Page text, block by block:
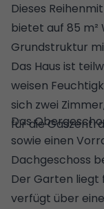
Dieses
bietet auf 85 m²
Grundstruktur
Das Haus ist
weisen
sich zwei
für die
Das
sowie einen
Dachgeschoss
Der Garten liegt
verfügt über